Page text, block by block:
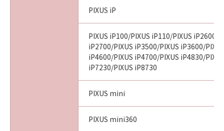
PIXUS iP
PIXUS iP100/PIXUS iP110/PIXUS iP2600/
iP2700/PIXUS iP3500/PIXUS iP3600/
iP4600/PIXUS iP4700/PIXUS iP4830/
iP7230/PIXUS iP8730
PIXUS mini
PIXUS mini360